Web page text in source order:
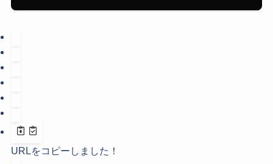
URLをコピーしました！